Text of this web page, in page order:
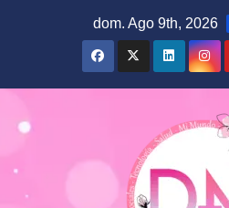
dom. Ago 9th, 2026